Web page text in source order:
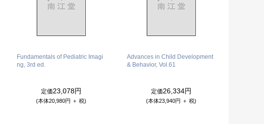
Fundamentals of Pediatric Imagi
ng, 3rd ed.
定価23,078円
(本体20,980円 ＋ 税)
Advances in Child Development
& Behavior, Vol.61
定価26,334円
(本体23,940円 ＋ 税)